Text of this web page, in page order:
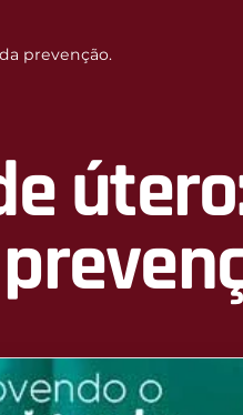
prevenção.